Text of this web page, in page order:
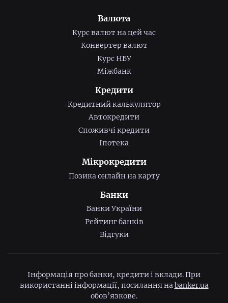
Валюта
Курс валют на цей час
Конвертер валют
Курс НБУ
Міжбанк
Кредити
Кредитний калькулятор
Автокредити
Споживчі кредити
Іпотека
Мікрокредити
Позика онлайн на карту
Банки
Банки України
Рейтинг банків
Відгуки
Інформація про банки, кредити і вклади. При
використанні інформації, посилання наbanker.ua
обов’язкове.